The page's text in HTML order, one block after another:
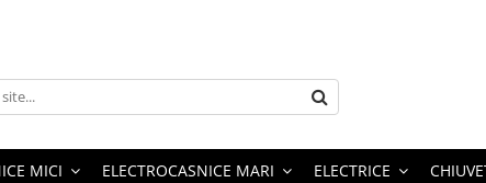
MICI ELECTROCASNICE MARI ELECTRICE